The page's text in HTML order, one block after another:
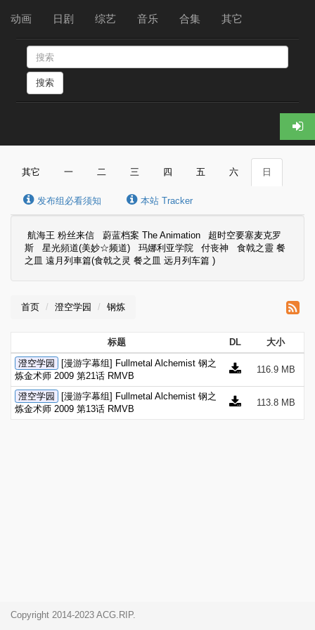
动画 日剧 综艺 音乐 合集 其它
搜索
其它 一 二 三 四 五 六 日
发布组必看须知 本站 Tracker
航海王 粉丝来信 蔚蓝档案 The Animation
超时空要塞麦克罗
斯
星光頻道(美妙☆频道) 玛娜利亚学院 付丧神
食戟之靈 餐
之皿 遠月列車篇(食戟之灵 餐之皿 远月列车篇 )
首页 澄空学园 钢炼
标题 DL
大小
澄空学园
[漫游字幕组] Fullmetal Alchemist 钢之
炼金术师 2009 第21话 RMVB
116.9 MB
澄空学园
[漫游字幕组] Fullmetal Alchemist 钢之
炼金术师 2009 第13话 RMVB
113.8 MB
Copyright 2014-2023 ACG.RIP.